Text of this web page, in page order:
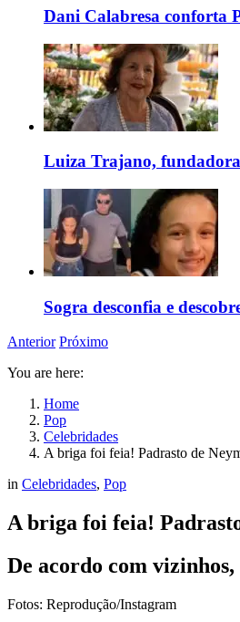
Dani Calabresa conforta
Luiza Trajano,
Sogra desconfia e
Anterior Próximo
You are here:
Home
Pop
Celebridades
A briga foi feia! Padrasto de
in Celebridades, Pop
A briga foi feia!
De acordo com
Fotos: Reprodução/Instagram